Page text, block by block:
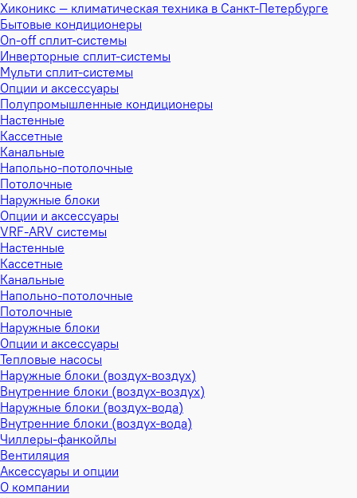
Хиконикс — климатическая техника в Санкт-Петербурге
Бытовые кондиционеры
On-off сплит-системы
Инверторные сплит-системы
Мульти сплит-системы
Опции и аксессуары
Полупромышленные кондиционеры
Настенные
Кассетные
Канальные
Напольно-потолочные
Потолочные
Наружные блоки
Опции и аксессуары
VRF-ARV системы
Настенные
Кассетные
Канальные
Напольно-потолочные
Потолочные
Наружные блоки
Опции и аксессуары
Тепловые насосы
Наружные блоки (воздух-воздух)
Внутренние блоки (воздух-воздух)
Наружные блоки (воздух-вода)
Внутренние блоки (воздух-вода)
Чиллеры-фанкойлы
Вентиляция
Аксессуары и опции
О компании